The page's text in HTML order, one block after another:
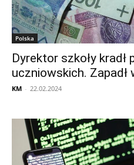
Polska
Dyrektor szkoły kradł
uczniowskich. Zapadł
KM - 22.02.2024